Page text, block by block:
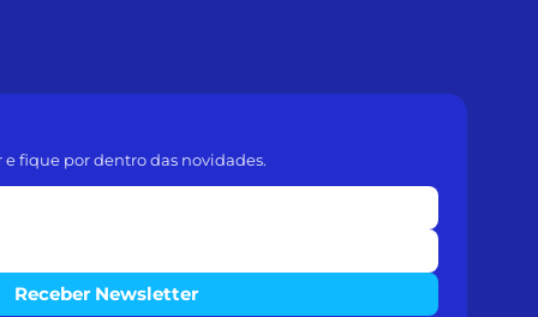
fique por dentro das novidades.
Receber Newsletter